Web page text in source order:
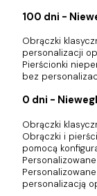
100 dni -
Obrączki
personalizacji
Pierścionki
bez
0 dni -
Obrączki
Obrączki i
pomocą
personalizacją